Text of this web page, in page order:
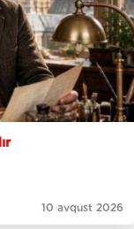
10 avqust 2026